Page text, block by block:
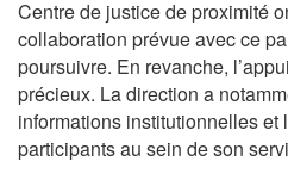
Centre de justice de proximité
collaboration prévue avec ce
poursuivre. En revanche,
précieux. La direction a
informations institutionnelles et
participants au sein de son